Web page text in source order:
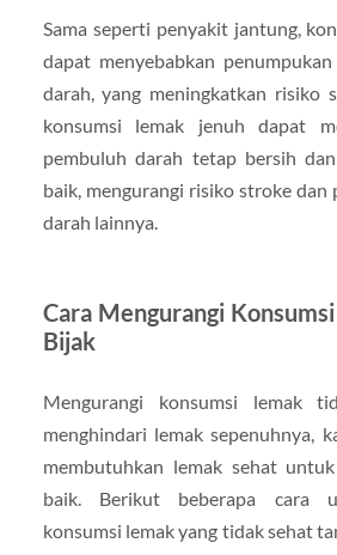
Sama seperti penyakit jantung,
dapat menyebabkan
darah, yang meningkatkan risiko
konsumsi lemak jenuh dapat
pembuluh darah tetap bersih
baik, mengurangi risiko stroke dan
darah lainnya.
Cara Mengurangi
Bijak
Mengurangi konsumsi lemak
menghindari lemak sepenuhnya,
membutuhkan lemak sehat
baik. Berikut beberapa cara
konsumsi lemak yang tidak sehat